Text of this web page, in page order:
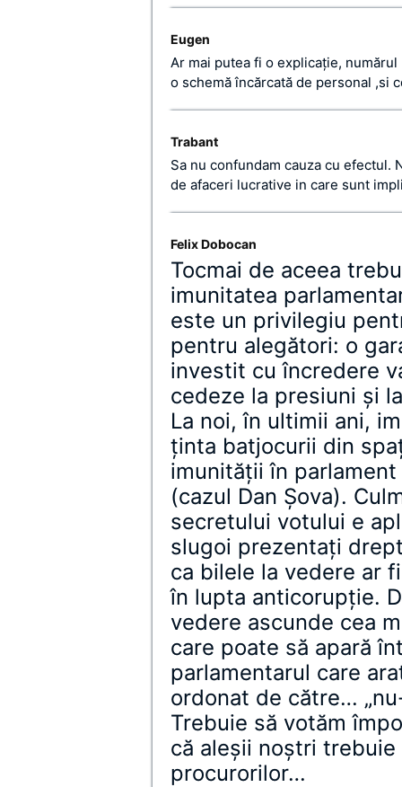
Eugen
Ar mai putea fi o explicație,
o schemă încărcată de personal ,si
Trabant
Sa nu confundam cauza cu efectul.
de afaceri lucrative in care sunt
Felix Dobocan
Tocmai de aceea
imunitatea
este un privilegiu
pentru alegători: o
investit cu încredere
cedeze la presiuni și
La noi, în ultimii ani,
ținta batjocurii din
imunității în
(cazul Dan Șova).
secretului votului e
slugoi prezentați
ca bilele la vedere ar
în lupta anticorupție.
vedere ascunde cea
care poate să apară
parlamentarul care
ordonat de către…
Trebuie să votăm
că aleșii noștri
procurorilor…